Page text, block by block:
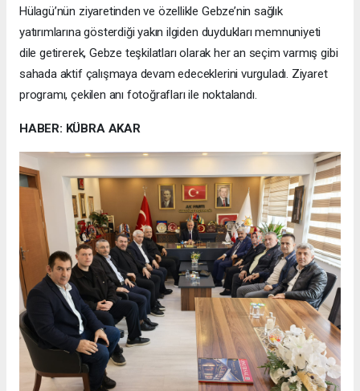
Hülagü’nün ziyaretinden ve özellikle Gebze’nin sağlık
yatırımlarına gösterdiği yakın ilgiden duydukları memnuniyeti
dile getirerek, Gebze teşkilatları olarak her an seçim varmış gibi
sahada aktif çalışmaya devam edeceklerini vurguladı. Ziyaret
programı, çekilen anı fotoğrafları ile noktalandı.
HABER: KÜBRA AKAR